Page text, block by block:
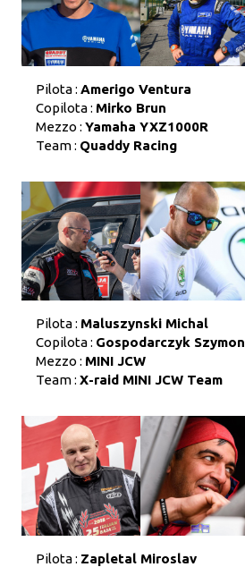
Pilota : Amerigo Ventura
Copilota : Mirko Brun
Mezzo : Yamaha YXZ1000R
Team : Quaddy Racing
Pilota : Maluszynski Michal
Copilota : Gospodarczyk Szymon
Mezzo : MINI JCW
Team : X-raid MINI JCW Team
Pilota : Zapletal Miroslav